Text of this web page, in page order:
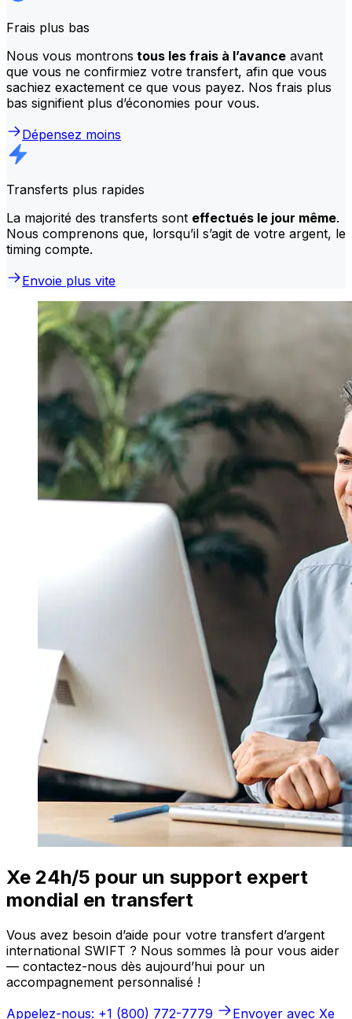
Frais plus bas
Nous vous montrons tous les frais à l’avance avant
que vous ne confirmiez votre transfert, afin que vous
sachiez exactement ce que vous payez. Nos frais plus
bas signifient plus d’économies pour vous.
Dépensez moins
Transferts plus rapides
La majorité des transferts sont effectués le jour même.
Nous comprenons que, lorsqu’il s’agit de votre argent, le
timing compte.
Envoie plus vite
Xe 24h/5 pour un support expert
mondial en transfert
Vous avez besoin d’aide pour votre transfert d’argent
international SWIFT ? Nous sommes là pour vous aider
— contactez-nous dès aujourd’hui pour un
accompagnement personnalisé !
Appelez-nous: +1 (800) 772-7779
Envoyer avec Xe